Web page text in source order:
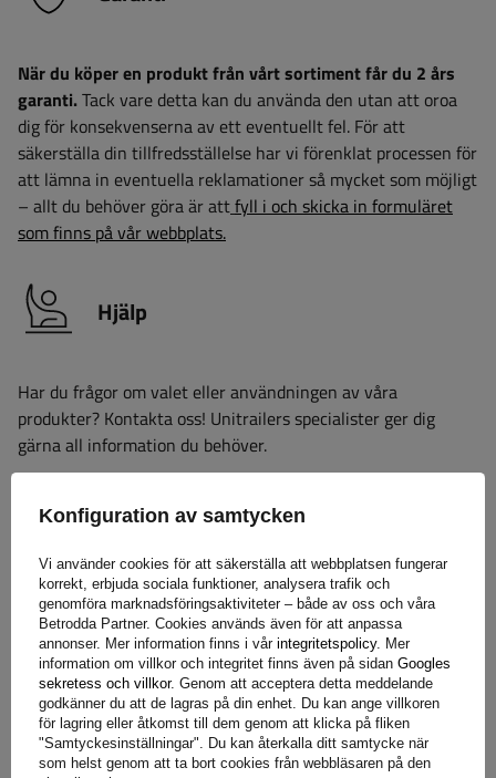
När du köper en produkt från vårt sortiment får du 2 års
garanti.Tack vare detta kan du använda den utan att oroa
dig för konsekvenserna av ett eventuellt fel. För att
säkerställa din tillfredsställelse har vi förenklat processen för
att lämna in eventuella reklamationer så mycket som möjligt
– allt du behöver göra är attfyll i och skicka in formuläret
som finns på vår webbplats.
Hjälp
Har du frågor om valet eller användningen av våra
produkter? Kontakta oss! Unitrailers specialister ger dig
gärna all information du behöver.
+46 842 002 023 unitrailer@unitrailer.se
Specifikation
Leverans
Konfiguration av samtycken
Vi använder cookies för att säkerställa att webbplatsen fungerar
korrekt, erbjuda sociala funktioner, analysera trafik och
genomföra marknadsföringsaktiviteter – både av oss och våra
Betrodda Partner. Cookies används även för att anpassa
annonser. Mer information finns i vår integritetspolicy. Mer
information om villkor och integritet finns även på sidan Googles
sekretess och villkor. Genom att acceptera detta meddelande
godkänner du att de lagras på din enhet. Du kan ange villkoren
för lagring eller åtkomst till dem genom att klicka på fliken
"Samtyckesinställningar". Du kan återkalla ditt samtycke när
som helst genom att ta bort cookies från webbläsaren på den